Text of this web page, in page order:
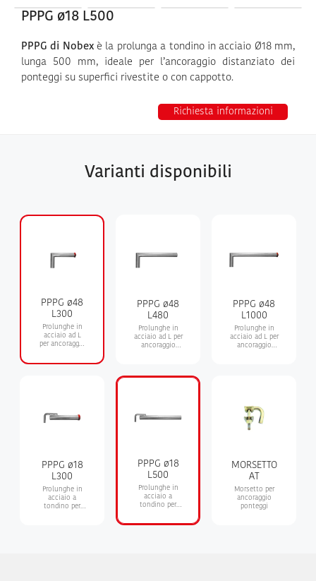
PPPG ø18 L500
PPPG di Nobexè la prolunga a tondino in acciaio Ø18 mm,
lunga 500 mm, ideale per l’ancoraggio distanziato dei
ponteggi su superfici rivestite o con cappotto.
Richiesta informazioni
Varianti disponibili
PPPG ø48
L300
Prolunghe in
acciaio ad L
per ancoraggio
PPPG ø48
L480
Prolunghe in
acciaio ad L per
ancoraggio
PPPG ø48
L1000
Prolunghe in
acciaio ad L per
ancoraggio
PPPG ø18
L300
Prolunghe in
acciaio a
tondino per
PPPG ø18
L500
Prolunghe in
acciaio a
tondino per
ponteggi L 500
MORSETTO
AT
Morsetto per
ancoraggio
ponteggi